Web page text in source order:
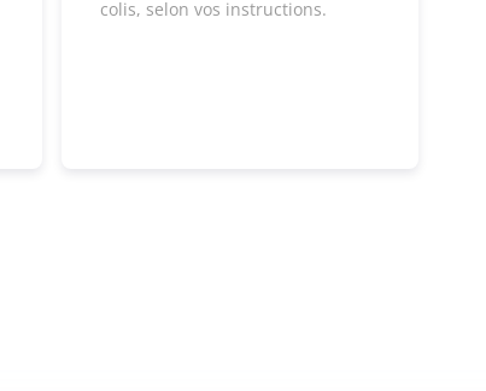
colis, selon vos instructions.